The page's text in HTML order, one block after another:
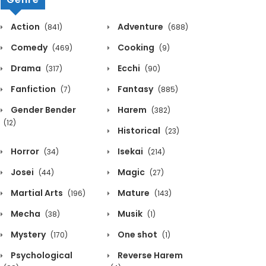
Action (841) Adventure (688)
Comedy (469) Cooking (9)
Drama (317) Ecchi (90)
Fanfiction (7) Fantasy (885)
Gender Bender
(12)
Harem (382)
Historical (23)
Horror (34) Isekai (214)
Josei (44) Magic (27)
Martial Arts (196) Mature (143)
Mecha (38) Musik (1)
Mystery (170) One shot (1)
Psychological Reverse Harem